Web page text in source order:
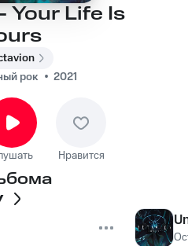
Your Life Is
рок
2021
Нравится